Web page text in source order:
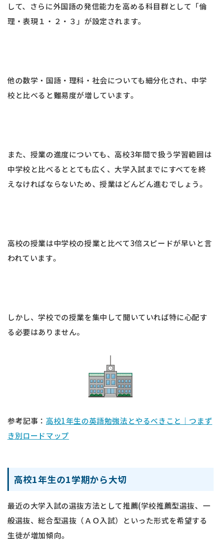
して、さらに外国語の発信能力を高める科目群として「倫
理・表現１・２・３」が設定されます。
他の数学・国語・理科・社会についても細分化され、中学
校と比べると難易度が増しています。
また、授業の進度についても、高校3年間で扱う学習範囲は
中学校と比べるととても広く、大学入試までにすべてを終
えなければならないため、授業はどんどん進むでしょう。
高校の授業は中学校の授業と比べて3倍スピードが早いと言
われています。
しかし、学校での授業を集中して聞いていれば特に心配す
る必要はありません。
参考記事： 高校1年生の英語勉強法とやるべきこと｜つまず
き別ロードマップ
高校1年生の1学期から大切
最近の大学入試の選抜方法として推薦(学校推薦型選抜、一
般選抜、総合型選抜（ＡＯ入試）といった形式を希望する
生徒が増加傾向。